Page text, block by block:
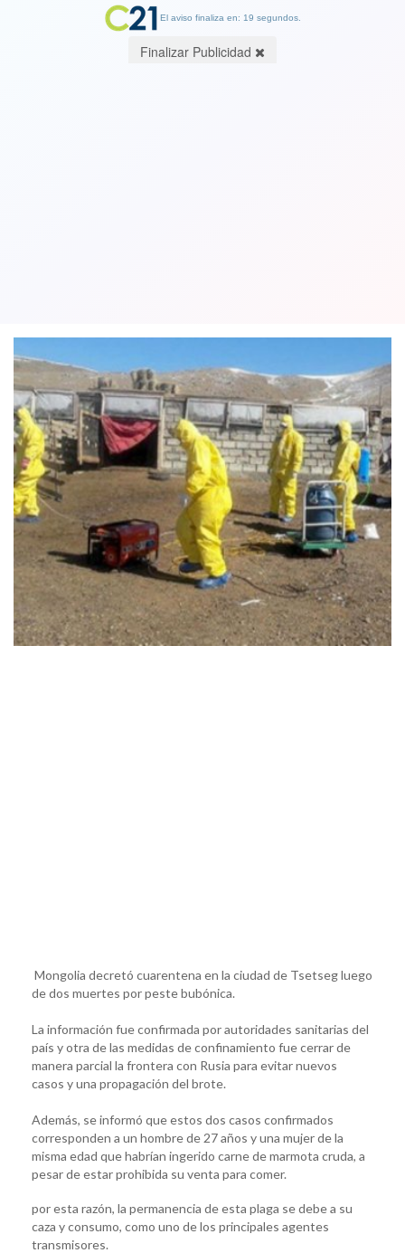
Mongolia decretó cuarentena en la ciudad de Tsetseg luego
de dos muertes por peste bubónica.
La información fue confirmada por autoridades sanitarias del
país y otra de las medidas de confinamiento fue cerrar de
manera parcial la frontera con Rusia para evitar nuevos
casos y una propagación del brote.
Además, se informó que estos dos casos confirmados
corresponden a un hombre de 27 años y una mujer de la
misma edad que habrían ingerido carne de marmota cruda, a
pesar de estar prohibida su venta para comer.
por esta razón, la permanencia de esta plaga se debe a su
caza y consumo, como uno de los principales agentes
transmisores.
El aviso finaliza en: 19 segundos.
Finalizar Publicidad